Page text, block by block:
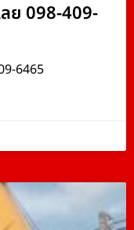
ลย 098-409-
6465